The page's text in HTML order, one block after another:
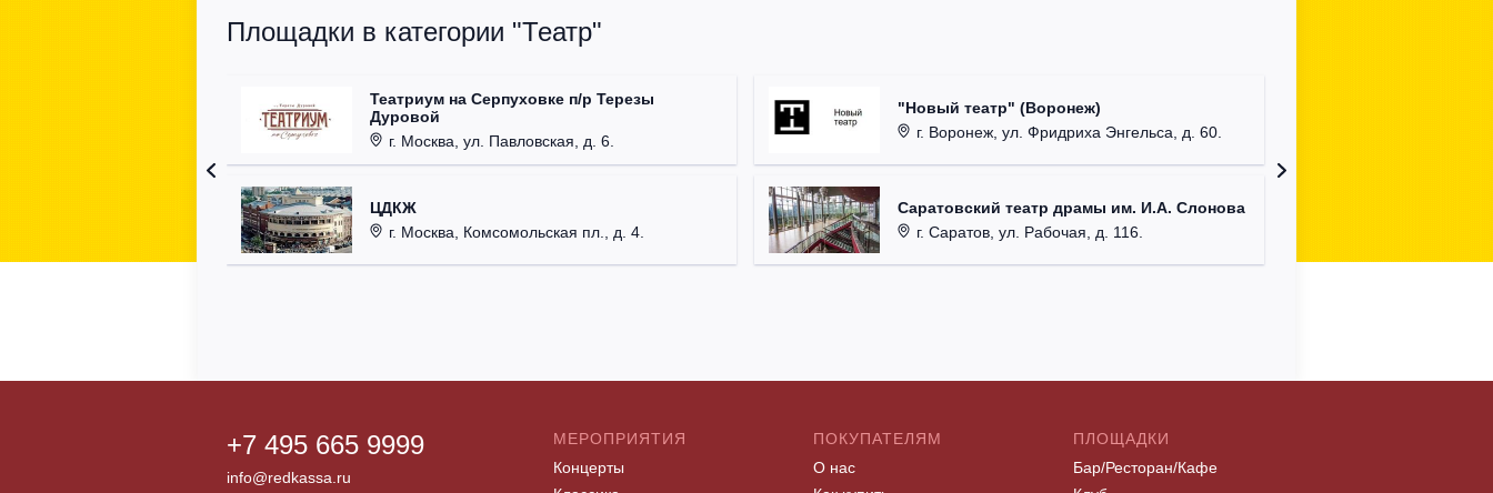
Площадки в категории "Театр"
Театриум на Серпуховке п/р Терезы
Дуровой
г. Москва, ул. Павловская, д. 6.
ЦДКЖ
г. Москва, Комсомольская пл., д. 4.
"Новый театр" (Воронеж)
г. Воронеж, ул. Фридриха Энгельса, д. 60.
Саратовский театр драмы им. И.А. Слонова
г. Саратов, ул. Рабочая, д. 116.
+7 495 665 9999
info@redkassa.ru
МЕРОПРИЯТИЯ
Концерты
ПОКУПАТЕЛЯМ
О нас
ПЛОЩАДКИ
Бар/Ресторан/Кафе